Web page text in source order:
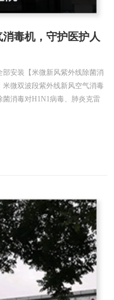
毒机，守护医护人
安装【米微新风紫外线除菌消
微双波段紫外线新风空气消毒
消毒对H1N1病毒、肺炎克雷